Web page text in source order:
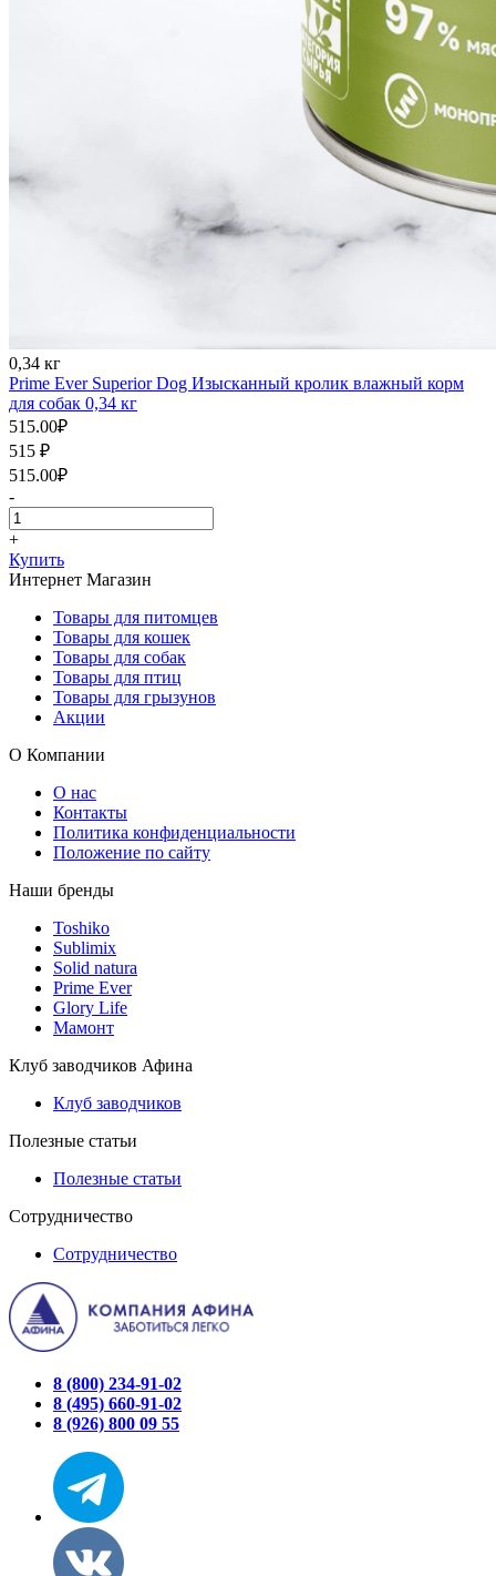
0,34 кг
Prime Ever Superior Dog Изысканный кролик влажный корм
для собак 0,34 кг
515.00₽
515 ₽
515.00₽
-
+
Купить
Интернет Магазин
Товары для питомцев
Товары для кошек
Товары для собак
Товары для птиц
Товары для грызунов
Акции
О Компании
О нас
Контакты
Политика конфиденциальности
Положение по сайту
Наши бренды
Toshiko
Sublimix
Solid natura
Prime Ever
Glory Life
Мамонт
Клуб заводчиков Афина
Клуб заводчиков
Полезные статьи
Полезные статьи
Сотрудничество
Сотрудничество
8 (800) 234-91-02
8 (495) 660-91-02
8 (926) 800 09 55